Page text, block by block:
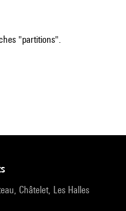
"partitions".
Châtelet, Les Halles